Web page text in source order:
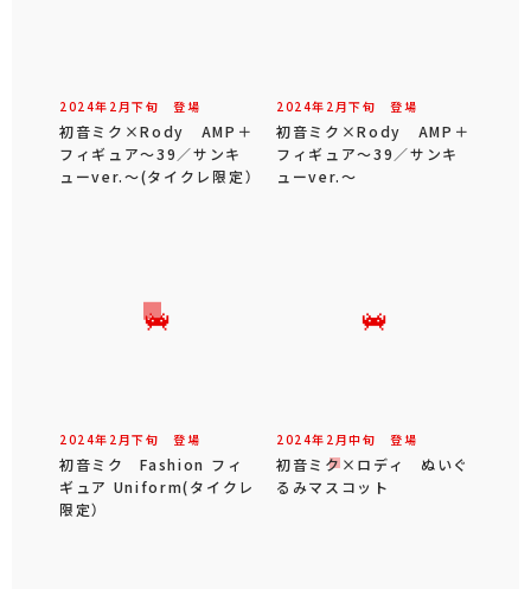
2024年 2 月下旬 登場
初音ミク×Rody AMP＋
フィギュア～39／サンキ
ューver.～(タイクレ限定）
2024年 2 月下旬 登場
初音ミク×Rody AMP＋
フィギュア～39／サンキ
ューver.～
2024年 2 月下旬 登場
初音ミク Fashion フィ
ギュア Uniform(タイクレ
限定）
2024年 2 月中旬 登場
初音ミク×ロディ ぬいぐ
るみマスコット